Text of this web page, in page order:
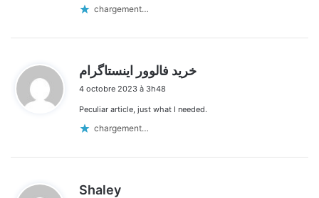
chargement…
خرید فالوور اینستاگرام
4 octobre 2023 à 3h48
Peculiar article, just what I needed.
chargement…
Shaley